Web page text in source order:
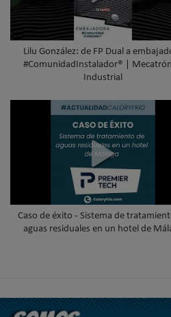
Lilu González: de FP Dual a
#ComunidadInstalador® |
Industrial
Caso de éxito - Sistema de
aguas residuales en un hotel de